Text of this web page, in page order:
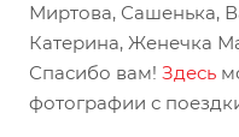
Миртова, Сашенька,
Катерина, Женечка
Спасибо вам! Здесь
фотографии с